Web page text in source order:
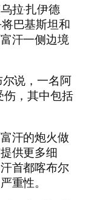
拉·扎伊德
巴基斯坦和
汗一侧边境
说，一名阿
伤，其中包括
汗的炮火做
供更多细
首都喀布尔
重性。